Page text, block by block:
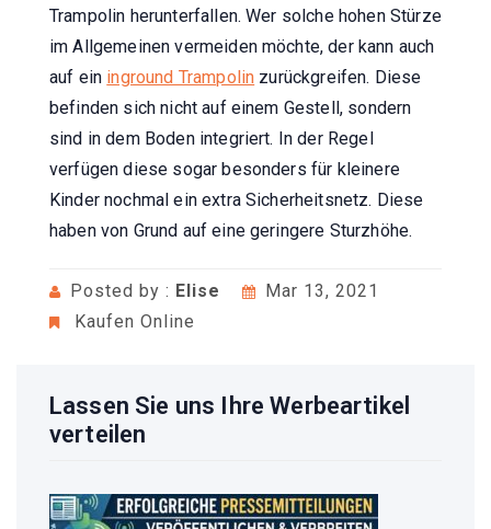
Trampolin herunterfallen. Wer solche hohen Stürze
im Allgemeinen vermeiden möchte, der kann auch
auf ein inground Trampolin zurückgreifen. Diese
befinden sich nicht auf einem Gestell, sondern
sind in dem Boden integriert. In der Regel
verfügen diese sogar besonders für kleinere
Kinder nochmal ein extra Sicherheitsnetz. Diese
haben von Grund auf eine geringere Sturzhöhe.
Posted by : Elise
Mar 13, 2021
Kaufen Online
Lassen Sie uns Ihre Werbeartikel
verteilen